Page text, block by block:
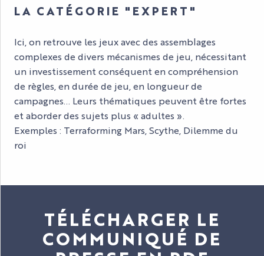
LA CATÉGORIE "EXPERT"
Ici, on retrouve les jeux avec des assemblages
complexes de divers mécanismes de jeu, nécessitant
un investissement conséquent en compréhension
de règles, en durée de jeu, en longueur de
campagnes… Leurs thématiques peuvent être fortes
et aborder des sujets plus « adultes ».
Exemples : Terraforming Mars, Scythe, Dilemme du
roi
TÉLÉCHARGER LE
COMMUNIQUÉ DE